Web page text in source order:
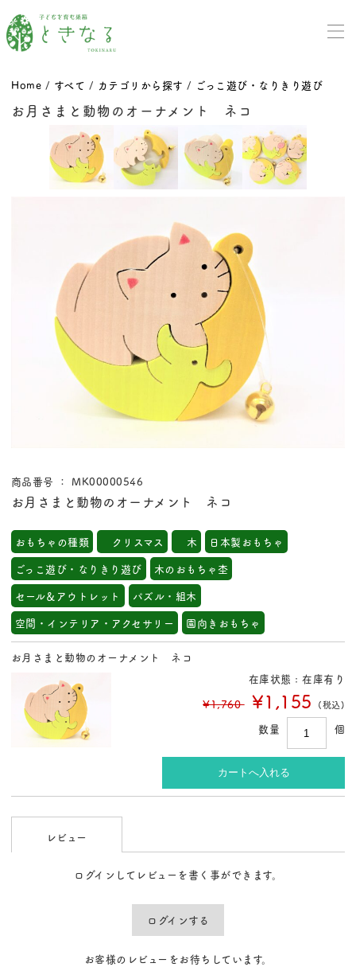
Home / すべて / カテゴリから探す / ごっこ遊び・なりきり遊び
お月さまと動物のオーナメント ネコ
商品番号 ： MK00000546
お月さまと動物のオーナメント ネコ
おもちゃの種類 クリスマス 木
日本製おもちゃ
ごっこ遊び・なりきり遊び
木のおもちゃ杢
セール＆アウトレット
パズル・組木
空間・インテリア・アクセサリー
園向きおもちゃ
お月さまと動物のオーナメント ネコ
在庫状態 : 在庫有り
¥1,760 ¥1,155 (税込)
数量 個
レビュー
ログインしてレビューを書く事ができます。
ログインする
お客様のレビューをお待ちしています。